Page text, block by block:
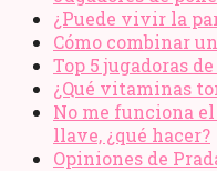
¿Puede vivir la
Cómo combinar
Top 5 jugadoras
¿Qué vitaminas
No me funciona
llave, ¿qué hacer?
Opiniones de